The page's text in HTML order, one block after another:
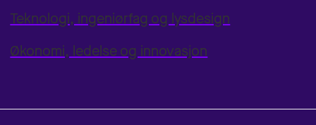
Teknologi, ingeniørfag og lysdesign
Økonomi, ledelse og innovasjon